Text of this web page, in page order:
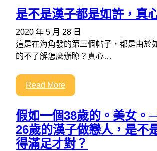
是不是漢子都是如許，真
2020 年 5 月 28 日
這是在海角發的第三個帖子，都是由於
的不了解怎麼辦瞭？真心…
Read More
假如一個38歲的。美女。
26歲的漢子做戀人，是不
得滿足才對？